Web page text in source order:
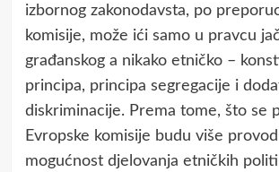
izbornog zakonodavsta, po
komisije, može ići samo u pravcu
građanskog a nikako etničko –
principa, principa segregacije i
diskriminacije. Prema tome, što se
Evropske komisije budu više
mogućnost djelovanja etničkih